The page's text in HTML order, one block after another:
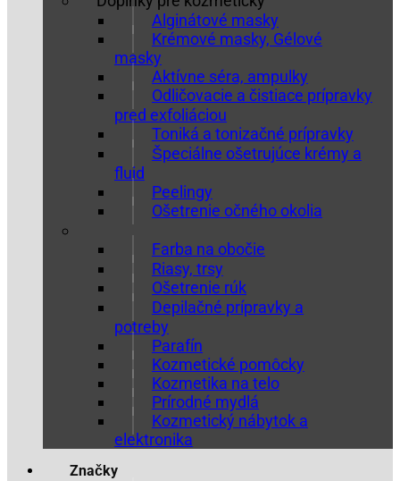
Alginátové masky
Krémové masky, Gélové
masky
Aktívne séra, ampulky
Odličovacie a čistiace prípravky
pred exfoliáciou
Toniká a tonizačné prípravky
Špeciálne ošetrujúce krémy a
fluid
Peelingy
Ošetrenie očného okolia
Farba na obočie
Riasy, trsy
Ošetrenie rúk
Depilačné prípravky a
potreby
Parafín
Kozmetické pomôcky
Kozmetika na telo
Prírodné mydlá
Kozmetický nábytok a
elektronika
Značky